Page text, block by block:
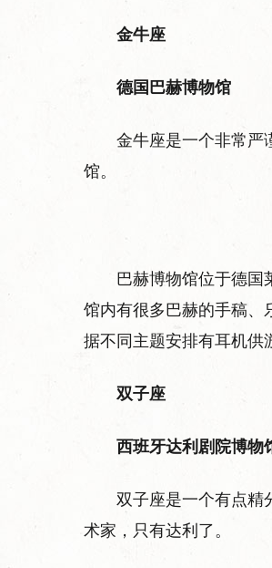
金牛座
德国巴赫博物馆
金牛座是一个非常严
馆。
巴赫博物馆位于德
馆内有很多巴赫的手稿、
据不同主题安排有耳机供
双子座
西班牙达利剧院博物
双子座是一个有点精
术家，只有达利了。